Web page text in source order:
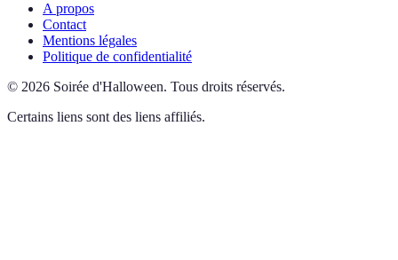
A propos
Contact
Mentions légales
Politique de confidentialité
© 2026 Soirée d'Halloween. Tous droits réservés.
Certains liens sont des liens affiliés.